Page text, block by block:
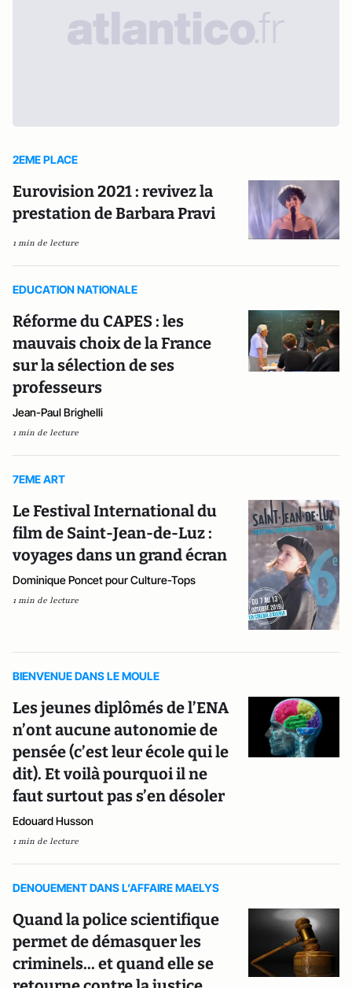
2EME PLACE
Eurovision 2021 : revivez la
prestation de Barbara Pravi
1 min de lecture
EDUCATION NATIONALE
Réforme du CAPES : les
mauvais choix de la France
sur la sélection de ses
professeurs
Jean-Paul Brighelli
1 min de lecture
7EME ART
Le Festival International du
film de Saint-Jean-de-Luz :
voyages dans un grand écran
Dominique Poncet pour Culture-Tops
1 min de lecture
BIENVENUE DANS LE MOULE
Les jeunes diplômés de l’ENA
n’ont aucune autonomie de
pensée (c’est leur école qui le
dit). Et voilà pourquoi il ne
faut surtout pas s’en désoler
Edouard Husson
1 min de lecture
DENOUEMENT DANS L’AFFAIRE MAELYS
Quand la police scientifique
permet de démasquer les
criminels... et quand elle se